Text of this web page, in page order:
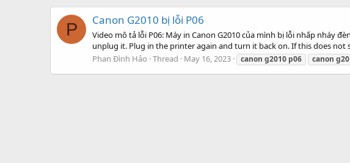
P Canon G2010 bị lỗi P06
Video mô tả lỗi P06: Máy in Canon G2010 của mình bị lỗi nhấp nháy
unplug it. Plug in the printer again and turn it back on. If this does not
Phan Ðình Hảo Thread May 16, 2023 canon g2010 p06 canon